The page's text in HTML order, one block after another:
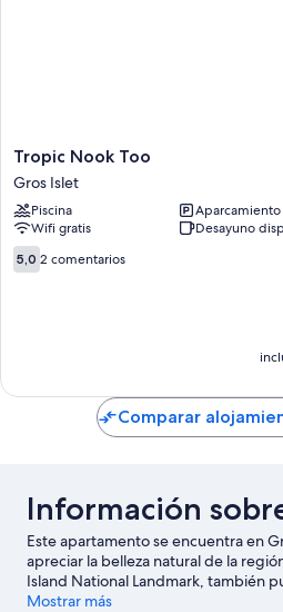
Tropic
Nook
Too
Gros
Islet
Tropic Nook Too
Gros Islet
Piscina
Wifi gratis
Desayuno
5.0
sobre
5,0 2 comentarios
Comparar
Información
Este apartamento se encuentra en
apreciar la belleza natural de la
Island National Landmark, también
fundamentales para los aficionados a
Mostrar más